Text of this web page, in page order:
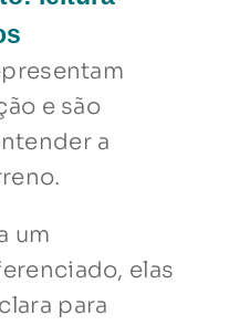
e são
a
um
elas
para